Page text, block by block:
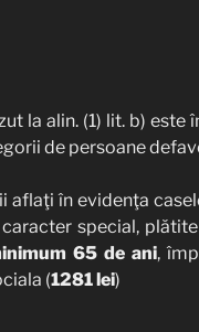
la alin. (1) lit. b) este
de persoane
aflaţi în evidenţa
special,
65 de ani,
(1281 lei)